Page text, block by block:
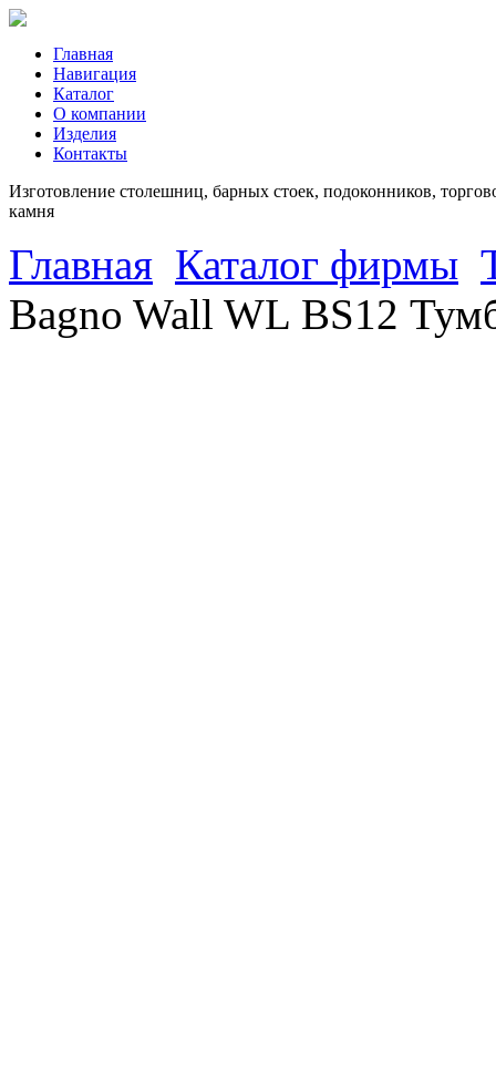
Главная
Навигация
Каталог
О компании
Изделия
Контакты
Изготовление столешниц, барных стоек, подоконников,
камня
Главная Каталог фирмы
Bagno Wall WL BS12